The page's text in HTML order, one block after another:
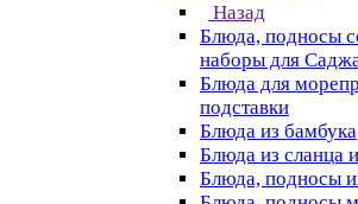
Назад
Блюда, подносы
наборы для
Блюда для
подставки
Блюда из бамбука
Блюда из сланца
Блюда, подносы